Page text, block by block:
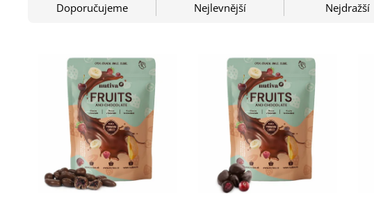
Doporučujeme Nejlevnější Nejdražší